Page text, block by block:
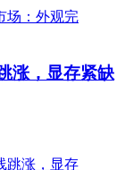
涨，显存紧缺